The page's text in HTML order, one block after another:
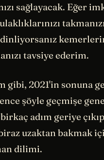
sağlayacak. Eğer
tavsiye ederim.
gibi, 2021'in sonuna
şöyle geçmişe
adım geriye
uzaktan bakmak
dilimi.